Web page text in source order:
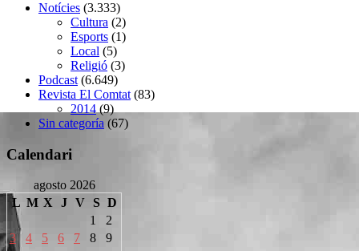
Notícies (3.333)
Cultura (2)
Esports (1)
Local (5)
Religió (3)
Podcast (6.649)
Revista El Comtat (83)
2014 (9)
Sin categoría (67)
Calendari
agosto 2026
L M X J V S D
1
2
3
4 5 6 7 8
9